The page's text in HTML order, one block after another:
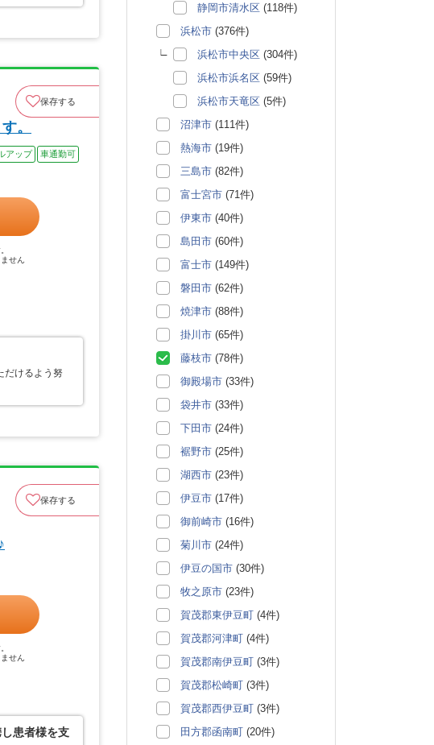
保存する
。
アップ
車通勤可
せん
だけるよう努
保存する
せん
患者様を支
静岡市清水区 (118件)
浜松市 (376件)
浜松市中央区 (304件)
浜松市浜名区 (59件)
浜松市天竜区 (5件)
沼津市 (111件)
熱海市 (19件)
三島市 (82件)
富士宮市 (71件)
伊東市 (40件)
島田市 (60件)
富士市 (149件)
磐田市 (62件)
焼津市 (88件)
掛川市 (65件)
藤枝市 (78件)
御殿場市 (33件)
袋井市 (33件)
下田市 (24件)
裾野市 (25件)
湖西市 (23件)
伊豆市 (17件)
御前崎市 (16件)
菊川市 (24件)
伊豆の国市 (30件)
牧之原市 (23件)
賀茂郡東伊豆町 (4件)
賀茂郡河津町 (4件)
賀茂郡南伊豆町 (3件)
賀茂郡松崎町 (3件)
賀茂郡西伊豆町 (3件)
田方郡函南町 (20件)